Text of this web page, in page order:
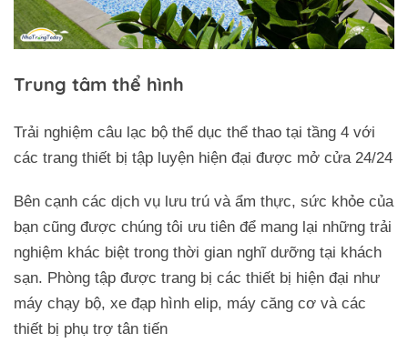
Trung tâm thể hình
Trải nghiệm câu lạc bộ thể dục thể thao tại tầng 4 với
các trang thiết bị tập luyện hiện đại được mở cửa 24/24
Bên cạnh các dịch vụ lưu trú và ẩm thực, sức khỏe của
bạn cũng được chúng tôi ưu tiên để mang lại những trải
nghiệm khác biệt trong thời gian nghĩ dưỡng tại khách
sạn. Phòng tập được trang bị các thiết bị hiện đại như
máy chạy bộ, xe đạp hình elip, máy căng cơ và các
thiết bị phụ trợ tân tiến